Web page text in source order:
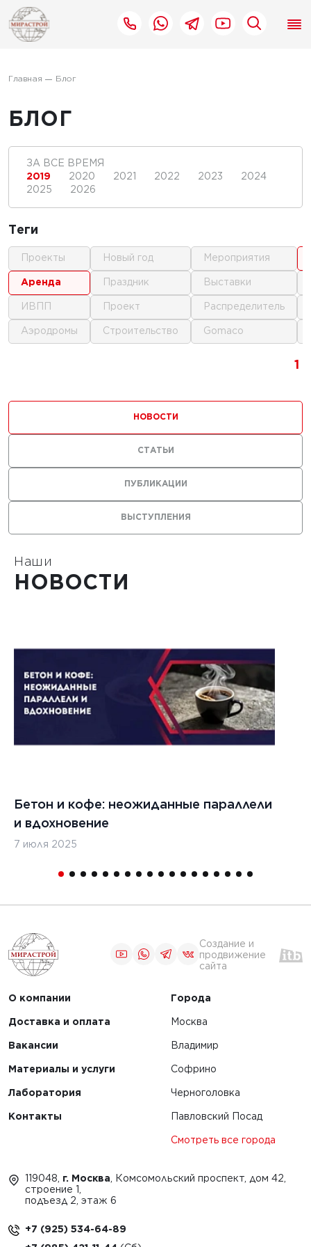
Главная Блог
БЛОГ
1
1
ВЫСТУПЛЕНИЯ
ПУБЛИКАЦИИ
НОВОСТИ
СТАТЬИ
ЗА ВСЕ ВРЕМЯ
2019
2020 2021 2022 2023
2024
2025
2026
Теги
проекты
аренда
ИВПП
аэродромы
новый год
праздник
проект
строительство
мероприятия
выставки
распределитель
gomaco
Наши
НОВОСТИ
Бетон и кофе: неожиданные параллели
и вдохновение
7 июля 2025
Создание и
продвижение
сайта
О компании
Доставка и оплата
Вакансии
Материалы и услуги
Лаборатория
Контакты
Города
Москва
Владимир
Софрино
Черноголовка
Павловский Посад
Смотреть все города
119048, г. Москва , Комсомольский проспект, дом 42,
строение 1,
подъезд 2, этаж 6
+7 (925) 534-64-89